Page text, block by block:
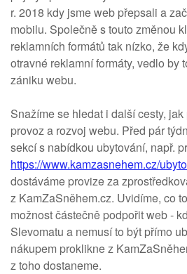
r. 2018 kdy jsme web přepsali a
mobilu. Společně s touto změnou
reklamních formátů tak nízko, že
otravné reklamní formáty, vedlo by
zániku webu.
Snažíme se hledat i další cesty,
provoz a rozvoj webu. Před pár
sekcí s nabídkou ubytování, např.
https://www.kamzasnehem.cz/
dostáváme provize za
z KamZaSněhem.cz. Uvidíme, co
možnost částečně podpořit web -
Slevomatu a nemusí to být přímo
nákupem proklikne z
z toho dostaneme.